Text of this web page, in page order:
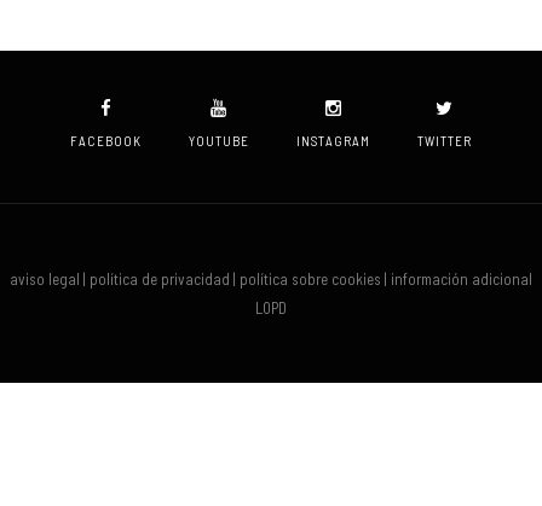
FACEBOOK YOUTUBE INSTAGRAM TWITTER
aviso legal | política de privacidad | política sobre cookies | información adicional
LOPD